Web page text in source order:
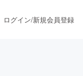
ログイン/新規会員登録